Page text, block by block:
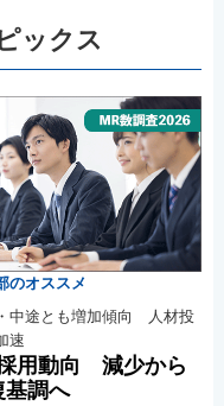
ックス
のオススメ
中途とも増加傾向 人材投
速
用動向 減少から
基調へ